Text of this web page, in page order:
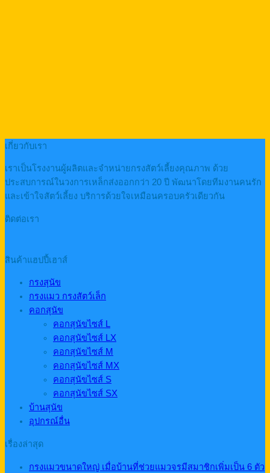
เกี่ยวกับเรา
เราเป็นโรงงานผู้ผลิตและจำหน่ายกรงสัตว์เลี้ยงคุณภาพ ด้วย
ประสบการณ์ในวงการเหล็กส่งออกกว่า 20 ปี พัฒนาโดยทีมงานคนรัก
และเข้าใจสัตว์เลี้ยง บริการด้วยใจเหมือนครอบครัวเดียวกัน
ติดต่อเรา
สินค้าแฮปปี้เฮาส์
กรงสุนัข
กรงแมว กรงสัตว์เล็ก
คอกสุนัข
คอกสุนัขไซส์ L
คอกสุนัขไซส์ LX
คอกสุนัขไซส์ M
คอกสุนัขไซส์ MX
คอกสุนัขไซส์ S
คอกสุนัขไซส์ SX
บ้านสุนัข
อุปกรณ์อื่น
เรื่องล่าสุด
กรงแมวขนาดใหญ่ เมื่อบ้านที่ช่วยแมวจรมีสมาชิกเพิ่มเป็น 6 ตัว